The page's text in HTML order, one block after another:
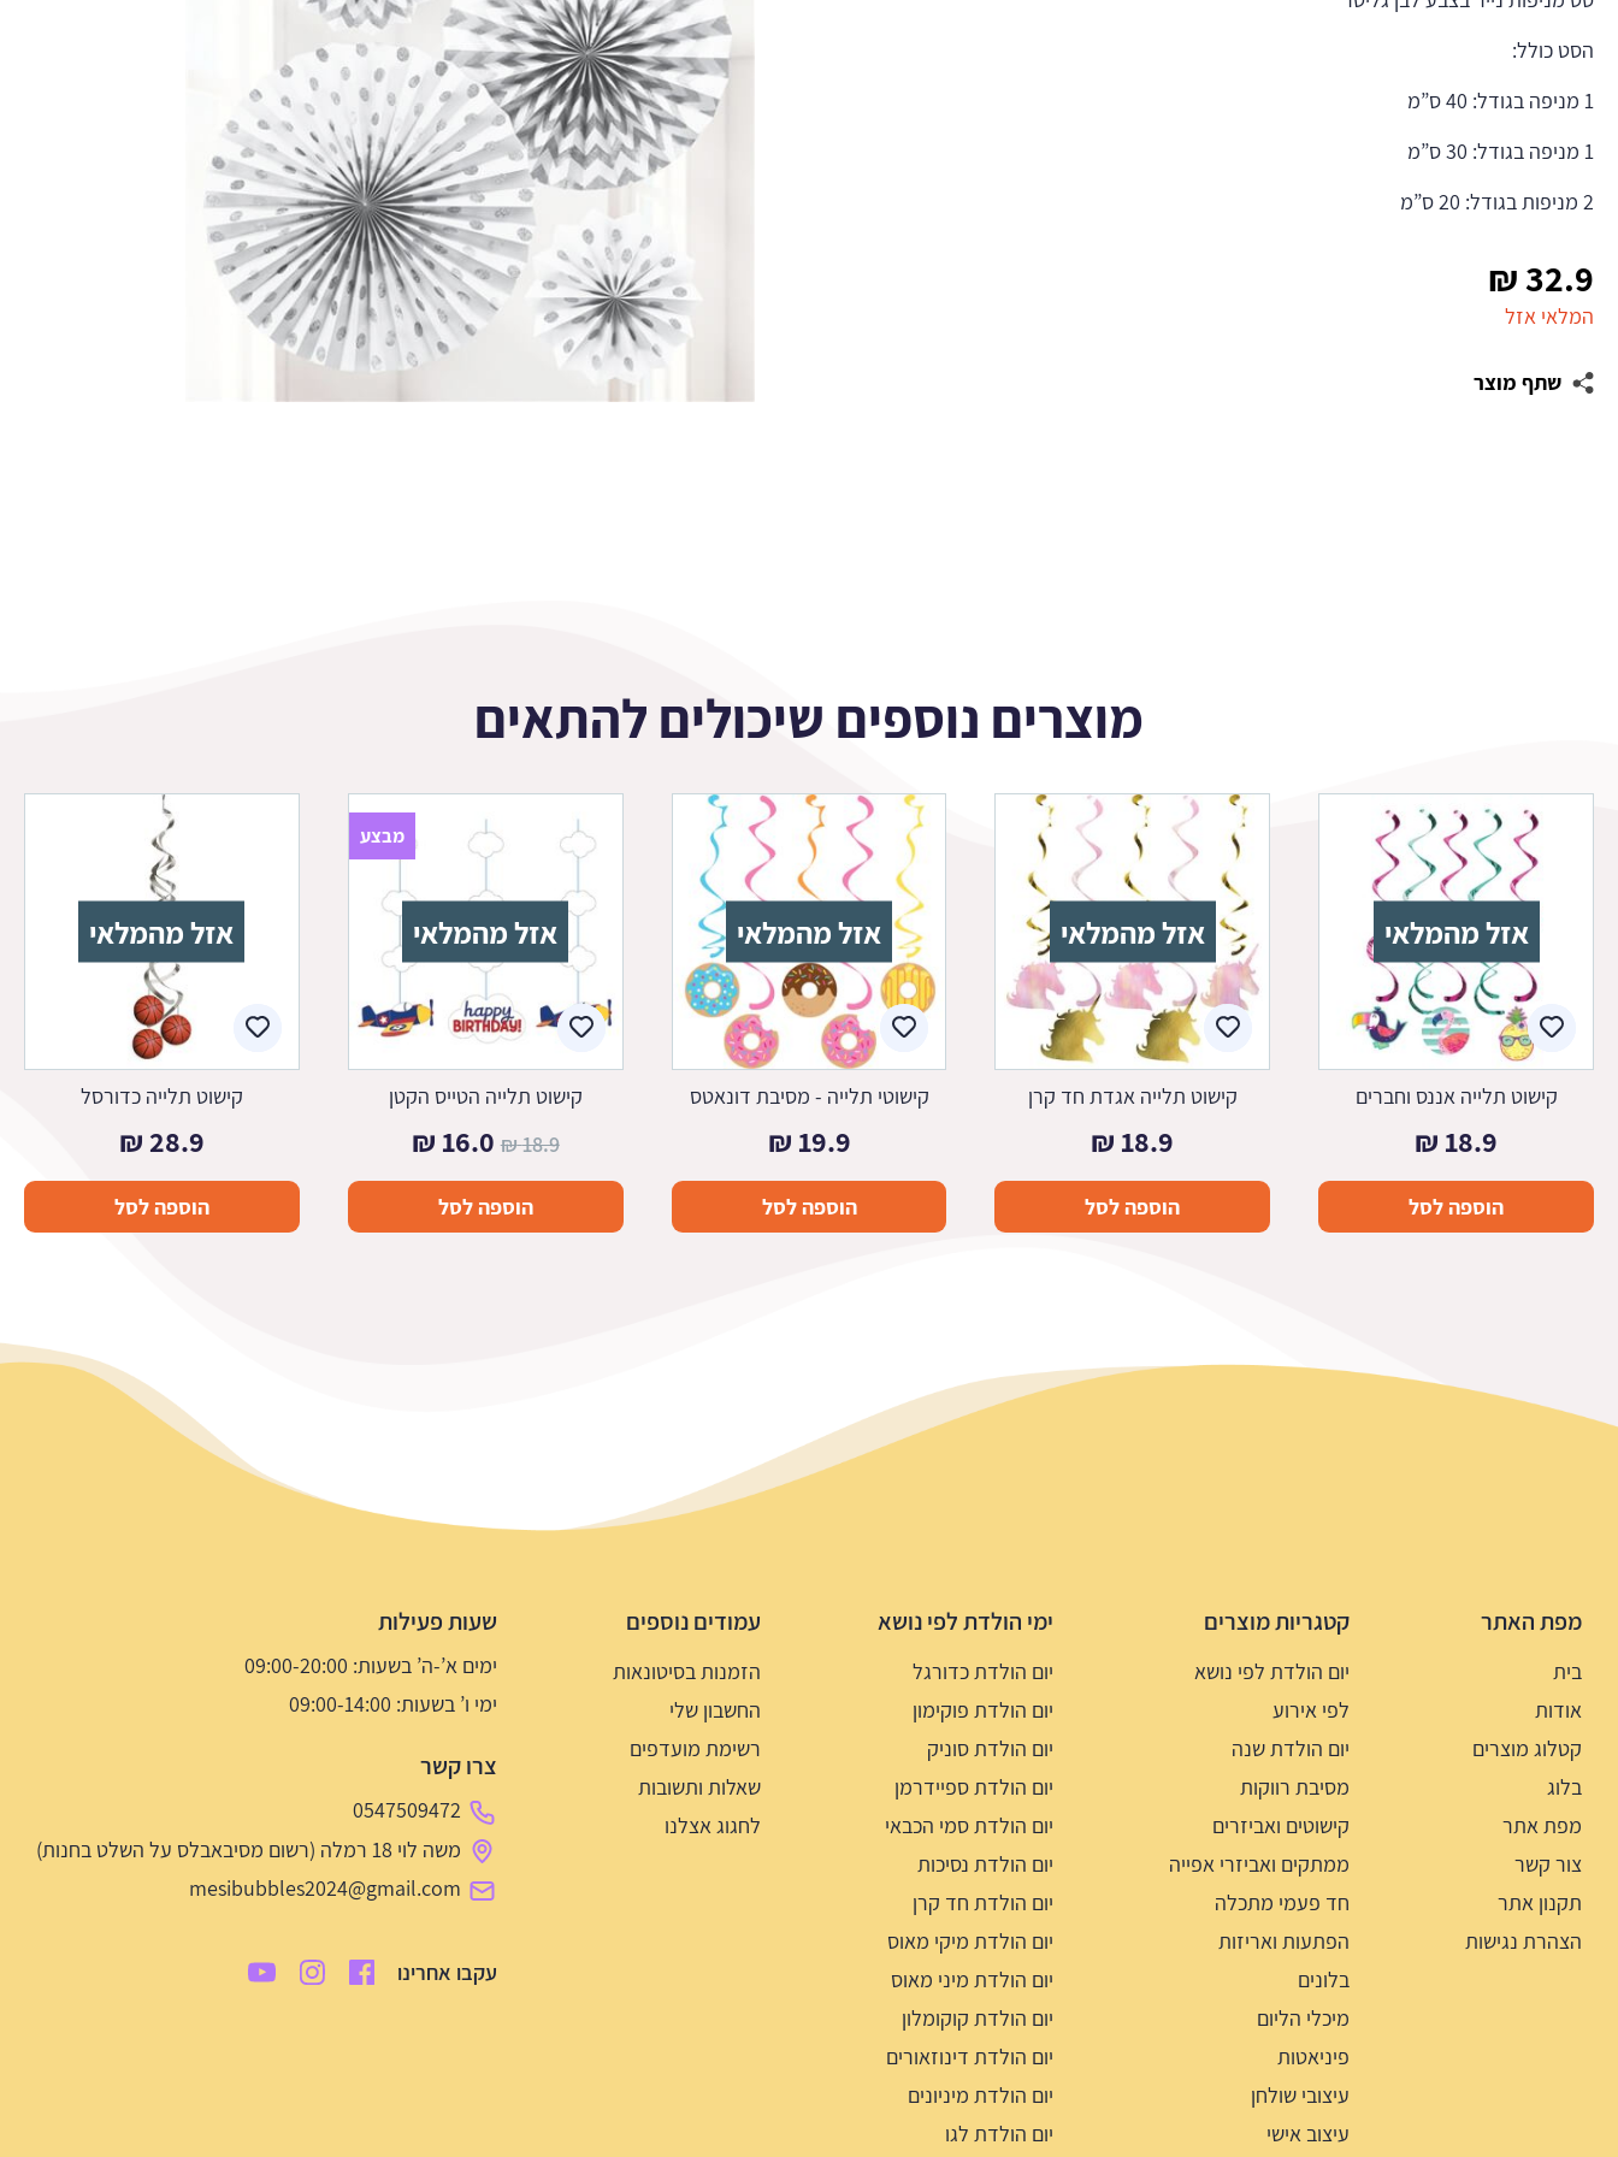
הסט כולל:
1 מניפה בגודל: 40 ס”מ
1 מניפה בגודל: 30 ס”מ
2 מניפות בגודל: 20 ס”מ
32.9
₪
המלאי אזל
שתף מוצר
מוצרים נוספים שיכולים להתאים
אזל מהמלאי
קישוט תלייה אננס וחברים
18.9
₪
הוספה לסל
אזל מהמלאי
קישוט תלייה אגדת חד קרן
18.9
₪
הוספה לסל
אזל מהמלאי
קישוטי תלייה - מסיבת דונאטס
19.9
₪
הוספה לסל
אזל מהמלאי
מבצע
קישוט תלייה הטייס הקטן
18.9
₪ המחיר
המקורי
היה:
16.0
₪
הנוכחי
הוספה לסל
אזל מהמלאי
קישוט תלייה כדורסל
28.9
₪
הוספה לסל
מפת האתר
בית
אודות
קטלוג מוצרים
בלוג
מפת אתר
צור קשר
תקנון אתר
הצהרת נגישות
קטגריות מוצרים
יום הולדת לפי נושא
לפי אירוע
יום הולדת שנה
מסיבת רווקות
קישוטים ואביזרים
ממתקים ואביזרי אפייה
חד פעמי מתכלה
הפתעות ואריזות
בלונים
מיכלי הליום
פיניאטות
עיצובי שולחן
עיצוב אישי
ימי הולדת לפי נושא
יום הולדת כדורגל
יום הולדת פוקימון
יום הולדת סוניק
יום הולדת ספיידרמן
יום הולדת סמי הכבאי
יום הולדת נסיכות
יום הולדת חד קרן
יום הולדת מיקי מאוס
יום הולדת מיני מאוס
יום הולדת קוקומלון
יום הולדת דינוזאורים
יום הולדת מיניונים
יום הולדת לגו
עמודים נוספים
הזמנות בסיטונאות
החשבון שלי
רשימת מועדפים
שאלות ותשובות
לחגוג אצלנו
שעות פעילות
ימים א’-ה’ בשעות: 09:00-20:00
ימי ו’ בשעות: 09:00-14:00
צרו קשר
0547509472
משה לוי 18 רמלה (רשום מסיבאבלס על השלט בחנות)
mesibubbles2024@gmail.com
עקבו אחרינו